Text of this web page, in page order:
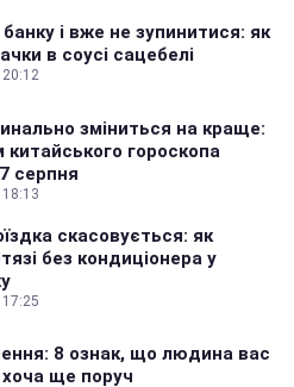
і вже не зупинитися: як
в соусі сацебелі
20:12
зміниться на краще:
китайського гороскопа
серпня
скасовується: як
без кондиціонера у
8 ознак, що людина вас
ще поруч